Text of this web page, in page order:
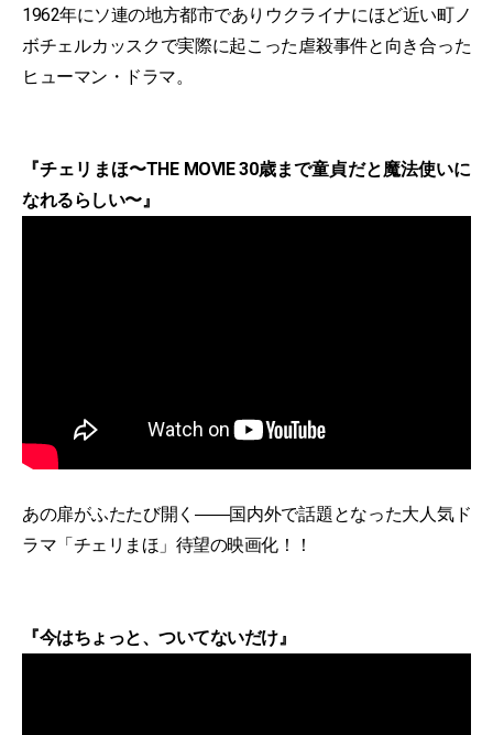
1962年にソ連の地方都市でありウクライナにほど近い町ノ
ボチェルカッスクで実際に起こった虐殺事件と向き合った
ヒューマン・ドラマ。
『チェリまほ〜THE MOVIE 30歳まで童貞だと魔法使いに
なれるらしい〜』
あの扉がふたたび開く――国内外で話題となった大人気ド
ラマ「チェリまほ」待望の映画化！！
『今はちょっと、ついてないだけ』